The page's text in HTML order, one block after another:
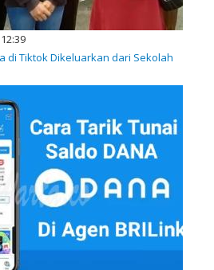
di Tiktok Dikeluarkan dari Sekolah